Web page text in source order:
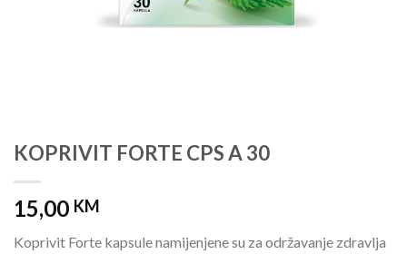
KOPRIVIT FORTE CPS A 30
15,00 KM
Koprivit Forte kapsule namijenjene su za održavanje zdravlja